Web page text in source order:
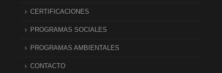
CERTIFICACIONES
PROGRAMAS SOCIALES
PROGRAMAS AMBIENTALES
CONTACTO